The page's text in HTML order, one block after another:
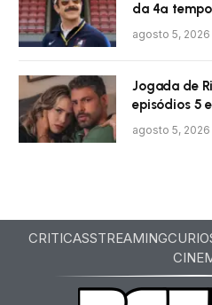
da 4ª
agosto 5, 2026
Jogada de
episódios 5
agosto 5, 2026
CRITICASSTREAMING